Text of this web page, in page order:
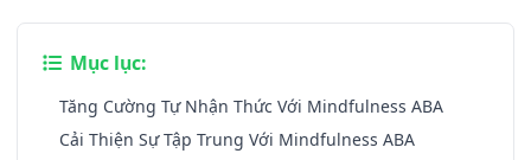
Mục lục:
Tăng Cường Tự Nhận Thức Với Mindfulness ABA
Cải Thiện Sự Tập Trung Với Mindfulness ABA